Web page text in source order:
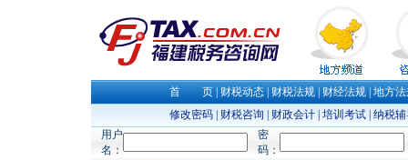
首 页 财税动态 财税法规 财经法规
地方法
修改密码
财税咨询 财政会计 培训考试
纳税辅
用户
名：
密
码：